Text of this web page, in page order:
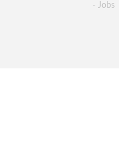
- Jobs